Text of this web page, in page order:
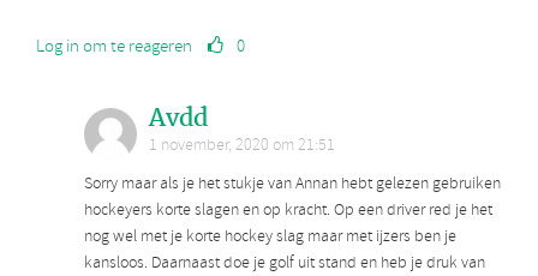
Log in om te reageren 0
Avdd
1 november, 2020 om 21:51
Sorry maar als je het stukje van Annan hebt gelezen gebruiken
hockeyers korte slagen en op kracht. Op een driver red je het
nog wel met je korte hockey slag maar met ijzers ben je
kansloos. Daarnaast doe je golf uit stand en heb je druk van